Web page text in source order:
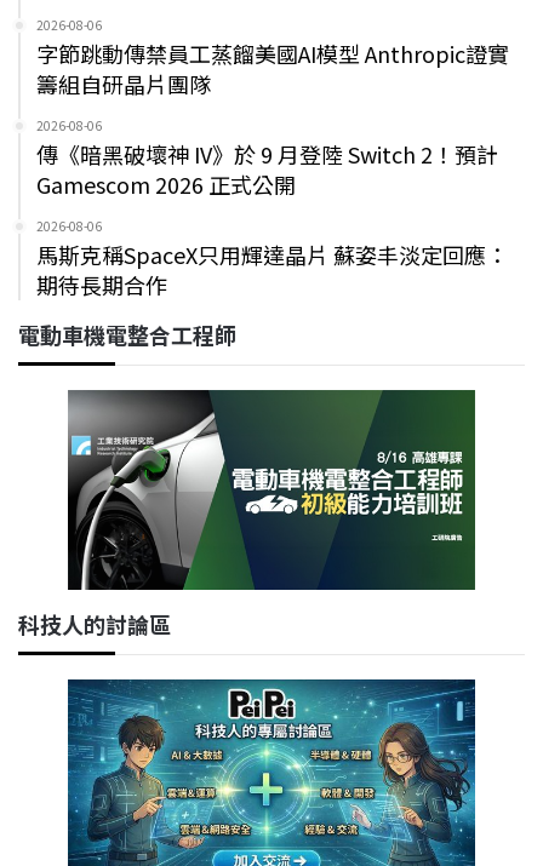
2026-08-06
字節跳動傳禁員工蒸餾美國AI模型 Anthropic證實
籌組自研晶片團隊
2026-08-06
傳《暗黑破壞神 IV》於 9 月登陸 Switch 2！預計
Gamescom 2026 正式公開
2026-08-06
馬斯克稱SpaceX只用輝達晶片 蘇姿丰淡定回應：
期待長期合作
電動車機電整合工程師
科技人的討論區